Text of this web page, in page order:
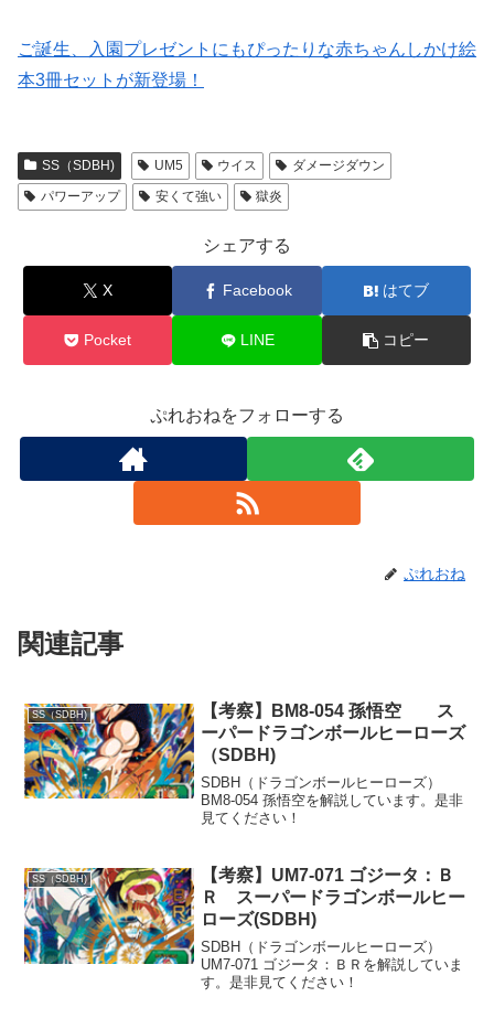
ご誕生、入園プレゼントにもぴったりな赤ちゃんしかけ絵
本3冊セットが新登場！
SS（SDBH) UM5 ウイス
ダメージダウン
パワーアップ
安くて強い 獄炎
シェアする
X Facebook はてブ
Pocket LINE コピー
ぷれおねをフォローする
ぷれおね
関連記事
SS（SDBH)
【考察】BM8-054 孫悟空 ス
ーパードラゴンボールヒーローズ
（SDBH)
SDBH（ドラゴンボールヒーローズ）
BM8-054 孫悟空を解説しています。是非
見てください！
SS（SDBH)
【考察】UM7-071 ゴジータ：Ｂ
Ｒ スーパードラゴンボールヒー
ローズ(SDBH)
SDBH（ドラゴンボールヒーローズ）
UM7-071 ゴジータ：ＢＲを解説していま
す。是非見てください！